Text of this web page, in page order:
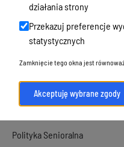
Urbanistyka, architektura i
Geodezja, sprzedaż,
nieruchomości
Środowisko
Strategie, programy, plany
Polityka Senioralna
działania strony
Przekazuj preferencje
statystycznych
Zamknięcie tego okna jest
Akceptuję wybrane zgody